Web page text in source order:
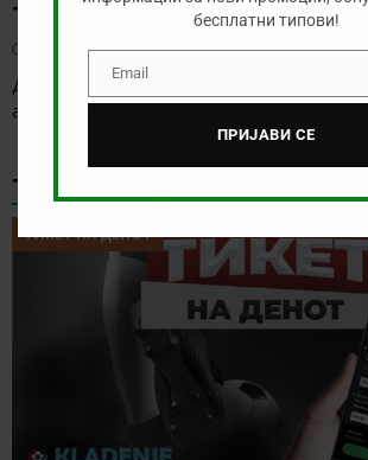
ТУРКУ – ВАДУС
август 6, 2026
Денес има солидна понуда за обложување,
анализираме дуелот од Конференциската
ТИКЕТ НА ДЕНОТ
ТИКЕТ НА ДЕНОТ
бесплатни типови!
EmailEmail
ПРИЈАВИ СЕ